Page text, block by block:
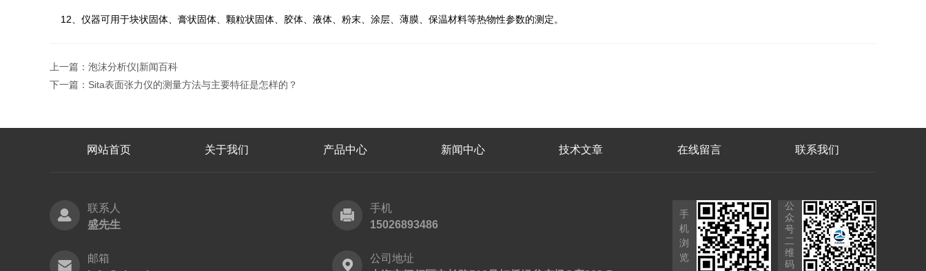
12、仪器可用于块状固体、膏状固体、颗粒状固体、胶体、液体、粉末、涂层、薄膜、保温材料等热物性参数的测定。
上一篇： 泡沫分析仪|新闻百科
下一篇： Sita表面张力仪的测量方法与主要特征是怎样的？
网站首页 关于我们 产品中心 新闻中心 技术文章 在线留言 联系我们
联系人
盛先生
手机
15026893486
邮箱
公司地址
手
机
浏
览
公
众
号
二
维
码